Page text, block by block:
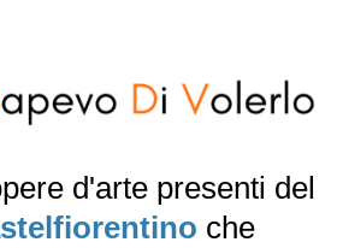
d'arte presenti del
che